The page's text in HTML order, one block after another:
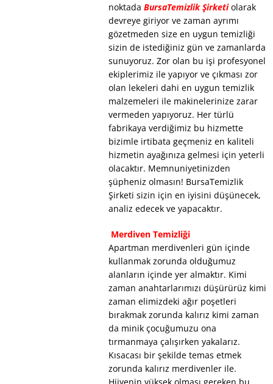
noktadaBursaTemizlik Şirketiolarak
devreye giriyor ve zaman ayrımı
gözetmeden size en uygun temizliği
sizin de istediğiniz gün ve zamanlarda
sunuyoruz. Zor olan bu işi profesyonel
ekiplerimiz ile yapıyor ve çıkması zor
olan lekeleri dahi en uygun temizlik
malzemeleri ile makinelerinize zarar
vermeden yapıyoruz. Her türlü
fabrikaya verdiğimiz bu hizmette
bizimle irtibata geçmeniz en kaliteli
hizmetin ayağınıza gelmesi için yeterli
olacaktır. Memnuniyetinizden
şüpheniz olmasın! BursaTemizlik
Şirketi sizin için en iyisini düşünecek,
analiz edecek ve yapacaktır.
Merdiven Temizliği
Apartman merdivenleri gün içinde
kullanmak zorunda olduğumuz
alanların içinde yer almaktır. Kimi
zaman anahtarlarımızı düşürürüz kimi
zaman elimizdeki ağır poşetleri
bırakmak zorunda kalırız kimi zaman
da minik çocuğumuzu ona
tırmanmaya çalışırken yakalarız.
Kısacası bir şekilde temas etmek
zorunda kalırız merdivenler ile.
Hijyenin yüksek olması gereken bu